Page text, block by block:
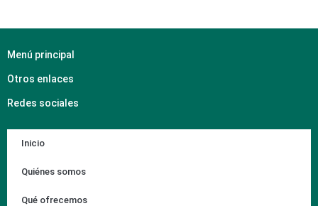
Menú principal
Otros enlaces
Redes sociales
Inicio
Quiénes somos
Qué ofrecemos